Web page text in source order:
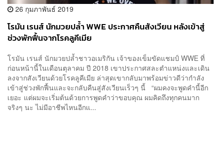
26 กุมภาพันธ์ 2019
โรมัน เรนส์ นักมวยปล้ำ WWE ประกาศคืนสังเวียน หลังเข้าสู่
ช่วงพักฟื้นจากโรคลูคีเมีย
โรมัน เรนส์ นักมวยปล้ำชาวอเมริกัน เจ้าของเข็มขัดแชมป์ WWE ที่
ก่อนหน้านี้ในเดือนตุลาคม ปี 2018 เขาประกาศสละตำแหน่งและเดิน
ลงจากสังเวียนด้วยโรคลูคีเมีย ล่าสุดเขากลับมาพร้อมข่าวดีว่ากำลัง
เข้าสู่ช่วงพักฟื้นและจะกลับคืนสู่สังเวียนเร็วๆ นี้ “ผมคงจะพูดคำนี้อีก
เยอะ แต่ผมจะเริ่มต้นด้วยการพูดคำว่าขอบคุณ ผมคิดถึงทุกคนมาก
จริงๆ นะ ไม่มีอาชีพไหนอีกแ...